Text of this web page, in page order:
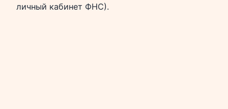
личный кабинет ФНС).